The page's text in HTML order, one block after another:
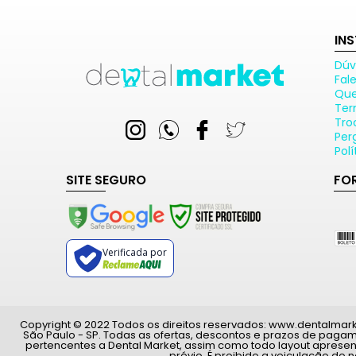
SITE SEGURO
Verificada por
Copyright © 2022 Todos os direitos reservados:
São Paulo - SP. Todas as ofertas, descontos e prazos de
pertencentes a Dental Market, assim como todo layout